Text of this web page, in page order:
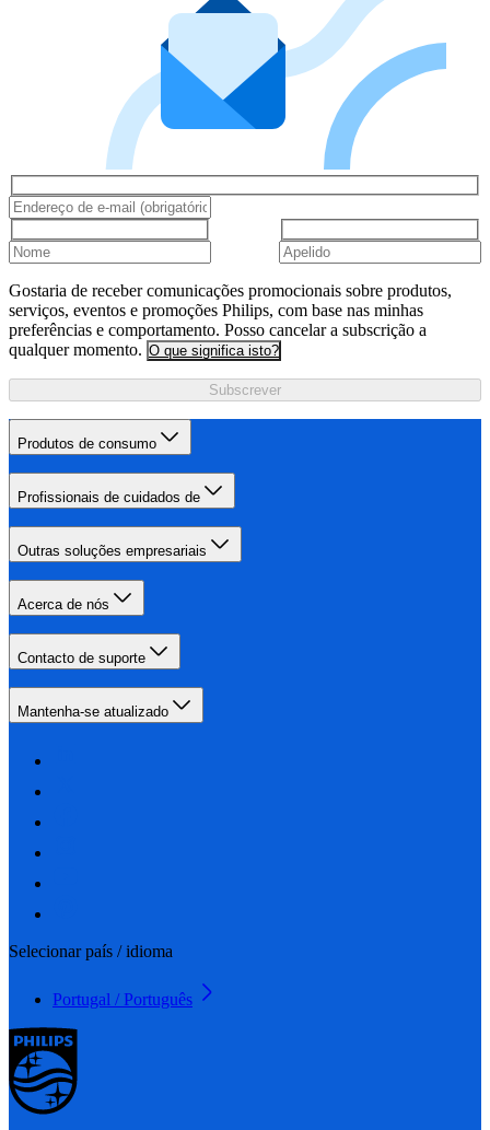
Gostaria de receber comunicações promocionais sobre produtos,
serviços, eventos e promoções Philips, com base nas minhas
preferências e comportamento. Posso cancelar a subscrição a
qualquer momento. O que significa isto?
Subscrever
Produtos de consumo
Profissionais de cuidados de
Outras soluções empresariais
Acerca de nós
Contacto de suporte
Mantenha-se atualizado
Selecionar país / idioma
Portugal / Português